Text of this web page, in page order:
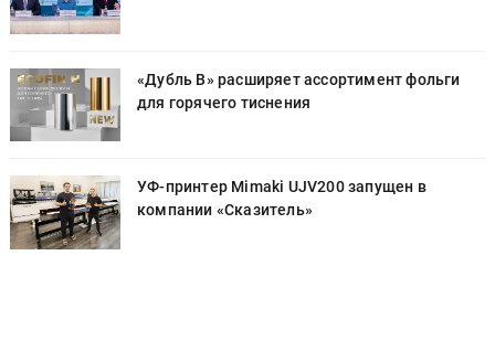
«Дубль В» расширяет ассортимент фольги
для горячего тиснения
УФ-принтер Mimaki UJV200 запущен в
компании «Сказитель»